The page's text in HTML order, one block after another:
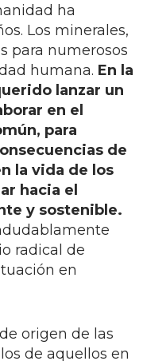
ha
Los minerales,
para numerosos
humana. En la
lanzar un
en el
para
de
la vida de los
hacia el
y sostenible.
radical de
en
origen de las
de aquellos en